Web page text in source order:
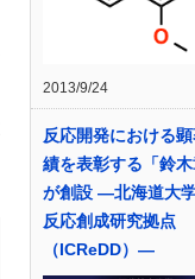
2013/9/24
反応開発における
績を表彰する「鈴
が創設 ―北海道大
反応創成研究拠点
（ICReDD）―